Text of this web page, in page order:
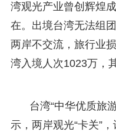
湾观光产业曾创辉煌
在。出境台湾无法组
两岸不交流，旅行业
湾入境人次1023万，
台湾“中华优质旅
示，两岸观光“卡关”